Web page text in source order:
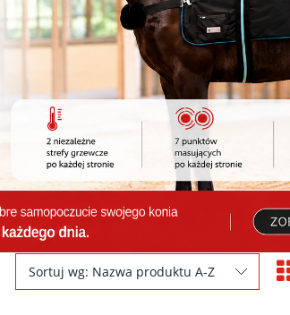
Sortuj wg: Nazwa produktu A-Z